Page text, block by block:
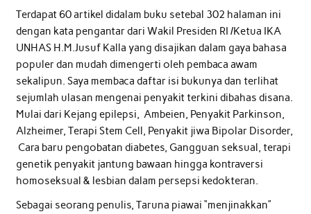
Terdapat 60 artikel didalam buku setebal 302 halaman ini
dengan kata pengantar dari Wakil Presiden RI /Ketua IKA
UNHAS H.M.Jusuf Kalla yang disajikan dalam gaya bahasa
populer dan mudah dimengerti oleh pembaca awam
sekalipun. Saya membaca daftar isi bukunya dan terlihat
sejumlah ulasan mengenai penyakit terkini dibahas disana.
Mulai dari Kejang epilepsi, Ambeien, Penyakit Parkinson,
Alzheimer, Terapi Stem Cell, Penyakit jiwa Bipolar Disorder,
Cara baru pengobatan diabetes, Gangguan seksual, terapi
genetik penyakit jantung bawaan hingga kontraversi
homoseksual & lesbian dalam persepsi kedokteran.
Sebagai seorang penulis, Taruna piawai “menjinakkan”